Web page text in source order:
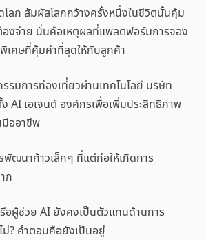
โลก สัมผัสโลกกว้างครั้งหนึ่งในชีวิตนั้นคุ้ม
งจ่าย นั่นคือเหตุผลที่แพลตฟอร์มการจอง
เศษที่คุ้มค่าที่สุดให้กับลูกค้า
รมการท่องเที่ยวผ่านเทคโนโลยี บริษัท
AI เอเจนต์ องค์กรเพื่อเพิ่มประสิทธิภาพ
มืออาชีพ
พัฒนาก้าวเล็กๆ ที่แต่ก่อให้เกิดการ
ก
อผู้ช่วย AI ยังคงเป็นตัวแทนด้านการ
ม่? คำตอบคือยังเป็นอยู่